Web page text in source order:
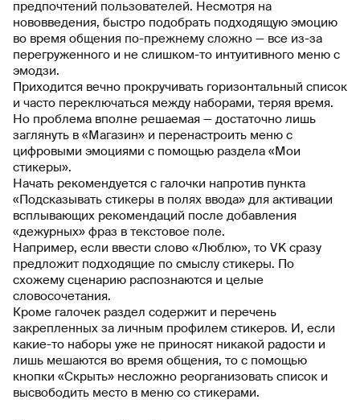
предпочтений пользователей. Несмотря на
нововведения, быстро подобрать подходящую эмоцию
во время общения по-прежнему сложно — все из-за
перегруженного и не слишком-то интуитивного меню с
эмодзи.
Приходится вечно прокручивать горизонтальный список
и часто переключаться между наборами, теряя время.
Но проблема вполне решаемая — достаточно лишь
заглянуть в «Магазин» и перенастроить меню с
цифровыми эмоциями с помощью раздела «Мои
стикеры».
Начать рекомендуется с галочки напротив пункта
«Подсказывать стикеры в полях ввода» для активации
всплывающих рекомендаций после добавления
«дежурных» фраз в текстовое поле.
Например, если ввести слово «Люблю», то VK сразу
предложит подходящие по смыслу стикеры. По
схожему сценарию распознаются и целые
словосочетания.
Кроме галочек раздел содержит и перечень
закрепленных за личным профилем стикеров. И, если
какие-то наборы уже не приносят никакой радости и
лишь мешаются во время общения, то с помощью
кнопки «Скрыть» несложно реорганизовать список и
высвободить место в меню со стикерами.